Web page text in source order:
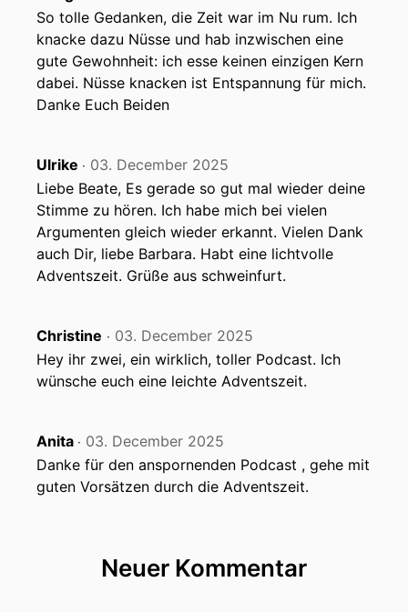
So tolle Gedanken, die Zeit war im Nu rum. Ich
knacke dazu Nüsse und hab inzwischen eine
gute Gewohnheit: ich esse keinen einzigen Kern
dabei. Nüsse knacken ist Entspannung für mich.
Danke Euch Beiden
Ulrike ‧ 03. December 2025
Liebe Beate, Es gerade so gut mal wieder deine
Stimme zu hören. Ich habe mich bei vielen
Argumenten gleich wieder erkannt. Vielen Dank
auch Dir, liebe Barbara. Habt eine lichtvolle
Adventszeit. Grüße aus schweinfurt.
Christine ‧ 03. December 2025
Hey ihr zwei, ein wirklich, toller Podcast. Ich
wünsche euch eine leichte Adventszeit.
Anita ‧ 03. December 2025
Danke für den anspornenden Podcast , gehe mit
guten Vorsätzen durch die Adventszeit.
Neuer Kommentar